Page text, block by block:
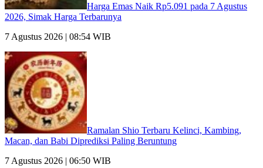
Harga Emas Naik Rp5.091 pada 7 Agustus
2026, Simak Harga Terbarunya
7 Agustus 2026 | 08:54 WIB
Ramalan Shio Terbaru Kelinci, Kambing,
Macan, dan Babi Diprediksi Paling Beruntung
7 Agustus 2026 | 06:50 WIB